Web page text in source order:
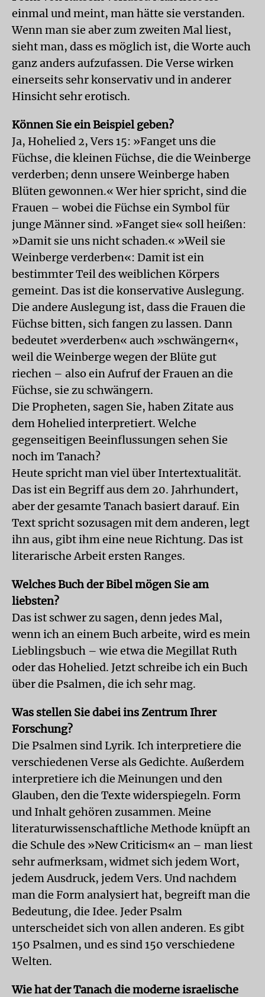
einmal und meint, man hätte sie verstanden.
Wenn man sie aber zum zweiten Mal liest,
sieht man, dass es möglich ist, die Worte auch
ganz anders aufzufassen. Die Verse wirken
einerseits sehr konservativ und in anderer
Hinsicht sehr erotisch.
Können Sie ein Beispiel geben?
Ja, Hohelied 2, Vers 15: »Fanget uns die
Füchse, die kleinen Füchse, die die Weinberge
verderben; denn unsere Weinberge haben
Blüten gewonnen.« Wer hier spricht, sind die
Frauen – wobei die Füchse ein Symbol für
junge Männer sind. »Fanget sie« soll heißen:
»Damit sie uns nicht schaden.« »Weil sie
Weinberge verderben«: Damit ist ein
bestimmter Teil des weiblichen Körpers
gemeint. Das ist die konservative Auslegung.
Die andere Auslegung ist, dass die Frauen die
Füchse bitten, sich fangen zu lassen. Dann
bedeutet »verderben« auch »schwängern«,
weil die Weinberge wegen der Blüte gut
riechen – also ein Aufruf der Frauen an die
Füchse, sie zu schwängern.
Die Propheten, sagen Sie, haben Zitate aus
dem Hohelied interpretiert. Welche
gegenseitigen Beeinflussungen sehen Sie
noch im Tanach?
Heute spricht man viel über Intertextualität.
Das ist ein Begriff aus dem 20. Jahrhundert,
aber der gesamte Tanach basiert darauf. Ein
Text spricht sozusagen mit dem anderen, legt
ihn aus, gibt ihm eine neue Richtung. Das ist
literarische Arbeit ersten Ranges.
Welches Buch der Bibel mögen Sie am
liebsten?
Das ist schwer zu sagen, denn jedes Mal,
wenn ich an einem Buch arbeite, wird es mein
Lieblingsbuch – wie etwa die Megillat Ruth
oder das Hohelied. Jetzt schreibe ich ein Buch
über die Psalmen, die ich sehr mag.
Was stellen Sie dabei ins Zentrum Ihrer
Forschung?
Die Psalmen sind Lyrik. Ich interpretiere die
verschiedenen Verse als Gedichte. Außerdem
interpretiere ich die Meinungen und den
Glauben, den die Texte widerspiegeln. Form
und Inhalt gehören zusammen. Meine
literaturwissenschaftliche Methode knüpft an
die Schule des »New Criticism« an – man liest
sehr aufmerksam, widmet sich jedem Wort,
jedem Ausdruck, jedem Vers. Und nachdem
man die Form analysiert hat, begreift man die
Bedeutung, die Idee. Jeder Psalm
unterscheidet sich von allen anderen. Es gibt
150 Psalmen, und es sind 150 verschiedene
Welten.
Wie hat der Tanach die moderne israelische